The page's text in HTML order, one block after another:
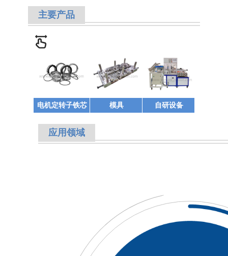
主要产品
电机定转子铁芯 模具 自研设备
应用领域